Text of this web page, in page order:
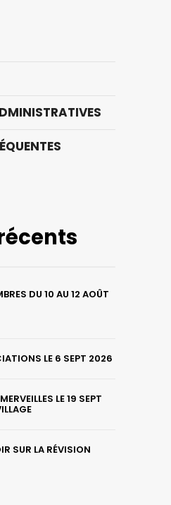
DU 10 AU 12 AOÛT
LE 6 SEPT 2026
LE 19 SEPT
SUR LA RÉVISION